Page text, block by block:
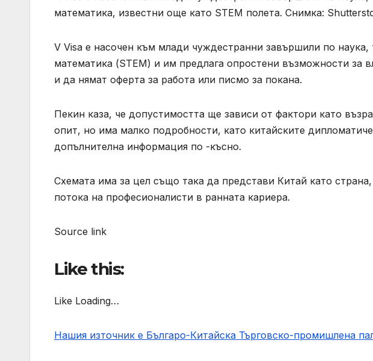
математика, известни още като STEM полета. Снимка:
V Visa е насочен към млади чуждестранни завършили по
математика (STEM) и им предлага опростени възможности за
и да нямат оферта за работа или писмо за покана.
Пекин каза, че допустимостта ще зависи от фактори като
опит, но има малко подробности, като китайските
допълнителна информация по -късно.
Схемата има за цел също така да представи Китай като
потока на професионалисти в ранната кариера.
Source link
Like this:
Like Loading…
Нашия източник е Българо-Китайска Търговско-промишлена